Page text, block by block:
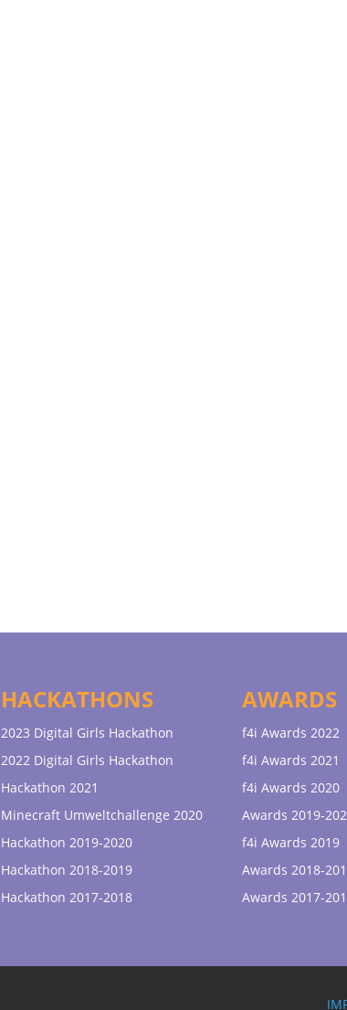
HACKATHONS
2023 Digital Girls Hackathon
2022 Digital Girls Hackathon
Hackathon 2021
Minecraft Umweltchallenge 2020
Hackathon 2019-2020
Hackathon 2018-2019
Hackathon 2017-2018
AWARDS
f4i Awards 2022
f4i Awards 2021
f4i Awards 2020
Awards 2019-
f4i Awards 2019
Awards 2018-
Awards 2017-